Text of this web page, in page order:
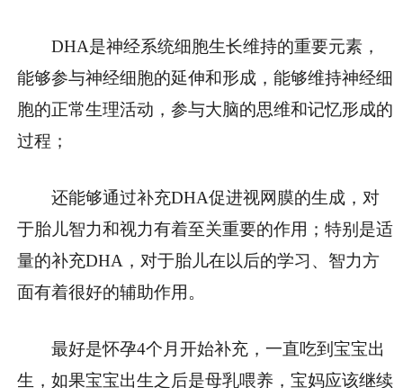
DHA是神经系统细胞生长维持的重要元素，
能够参与神经细胞的延伸和形成，能够维持神经细
胞的正常生理活动，参与大脑的思维和记忆形成的
过程；
还能够通过补充DHA促进视网膜的生成，对
于胎儿智力和视力有着至关重要的作用；特别是适
量的补充DHA，对于胎儿在以后的学习、智力方
面有着很好的辅助作用。
最好是怀孕4个月开始补充，一直吃到宝宝出
生，如果宝宝出生之后是母乳喂养，宝妈应该继续